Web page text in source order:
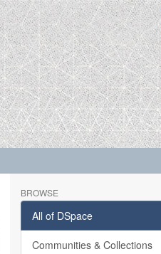
BROWSE
All of DSpace
Communities & Collections